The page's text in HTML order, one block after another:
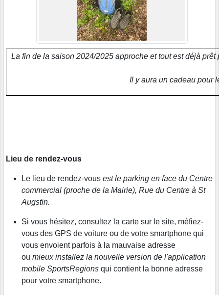
La fin de la saison 2024/2025 approche et tout est déjà
Il y aura un cadeau pour
Lieu de rendez-vous
Le lieu de rendez-vous est le parking en face du Centre
commercial (proche de la Mairie), Rue du Centre à St
Augstin.
Si vous hésitez, consultez la carte sur le site, méfiez-
vous des GPS de voiture ou de votre smartphone qui
vous envoient parfois à la mauvaise adresse
ou mieux installez la nouvelle version de l'application
mobile SportsRegions qui contient la bonne adresse
pour votre smartphone.